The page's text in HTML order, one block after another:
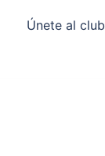
Únete al club